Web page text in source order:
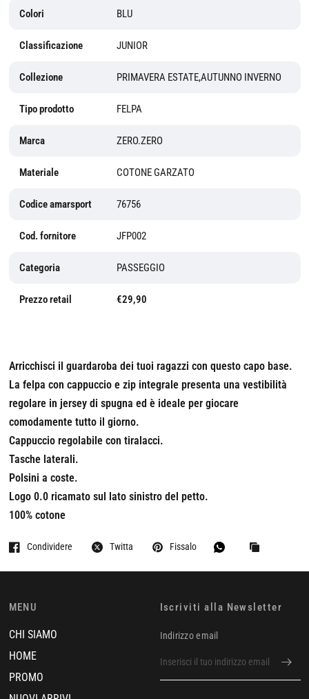
Colori BLU
Classificazione JUNIOR
Collezione PRIMAVERA ESTATE,AUTUNNO INVERNO
Tipo prodotto FELPA
Marca ZERO.ZERO
Materiale COTONE GARZATO
Codice amarsport 76756
Cod. fornitore JFP002
Categoria PASSEGGIO
Prezzo retail €29,90
Arricchisci il guardaroba dei tuoi ragazzi con questo capo base.
La felpa con cappuccio e zip integrale presenta una vestibilità
regolare in jersey di spugna ed è ideale per giocare
comodamente tutto il giorno.
Cappuccio regolabile con tiralacci.
Tasche laterali.
Polsini a coste.
Logo 0.0 ricamato sul lato sinistro del petto.
100% cotone
Condividere Twitta Fissalo
MENU
CHI SIAMO
HOME
PROMO
Iscriviti alla Newsletter
Indirizzo email